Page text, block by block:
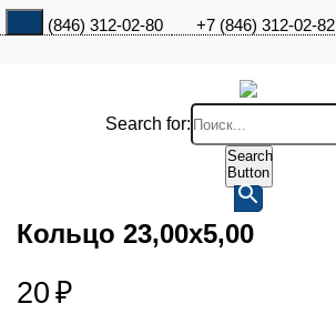
+7 (846) 312-02-80 +7 (846) 312-02-82
Search for:
Search
Button
Кольцо 23,00х5,00
20 ₽